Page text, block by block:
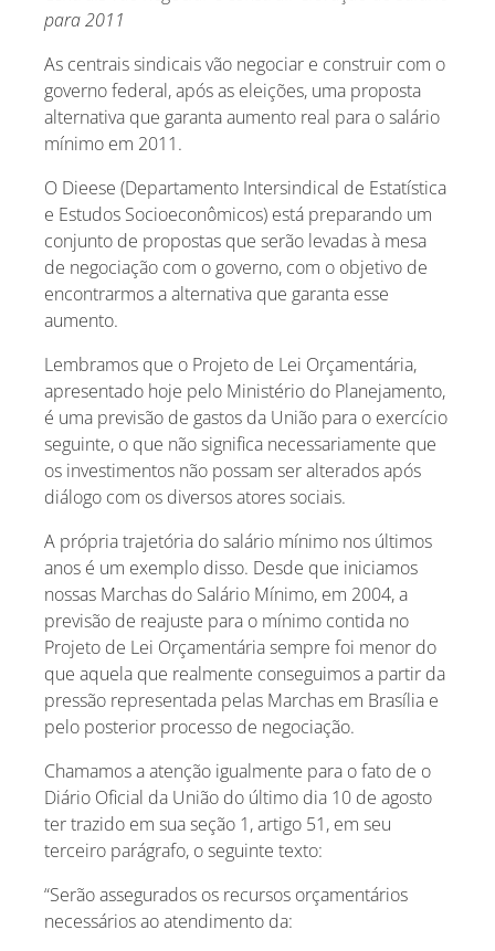
para 2011
As centrais sindicais vão negociar e construir com o
governo federal, após as eleições, uma proposta
alternativa que garanta aumento real para o salário
mínimo em 2011.
O Dieese (Departamento Intersindical de Estatística
e Estudos Socioeconômicos) está preparando um
conjunto de propostas que serão levadas à mesa
de negociação com o governo, com o objetivo de
encontrarmos a alternativa que garanta esse
aumento.
Lembramos que o Projeto de Lei Orçamentária,
apresentado hoje pelo Ministério do Planejamento,
é uma previsão de gastos da União para o exercício
seguinte, o que não significa necessariamente que
os investimentos não possam ser alterados após
diálogo com os diversos atores sociais.
A própria trajetória do salário mínimo nos últimos
anos é um exemplo disso. Desde que iniciamos
nossas Marchas do Salário Mínimo, em 2004, a
previsão de reajuste para o mínimo contida no
Projeto de Lei Orçamentária sempre foi menor do
que aquela que realmente conseguimos a partir da
pressão representada pelas Marchas em Brasília e
pelo posterior processo de negociação.
Chamamos a atenção igualmente para o fato de o
Diário Oficial da União do último dia 10 de agosto
ter trazido em sua seção 1, artigo 51, em seu
terceiro parágrafo, o seguinte texto:
“Serão assegurados os recursos orçamentários
necessários ao atendimento da: